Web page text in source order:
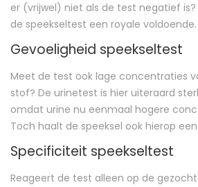
er (vrijwel) niet als de test negatief
de speekseltest een royale voldoende.
Gevoeligheid speekseltest
Meet de test ook lage concentraties
stof? De urinetest is hier uiteraard
omdat urine nu eenmaal hogere
Toch haalt de speeksel ook hierop
Specificiteit speekseltest
Reageert de test alleen op de